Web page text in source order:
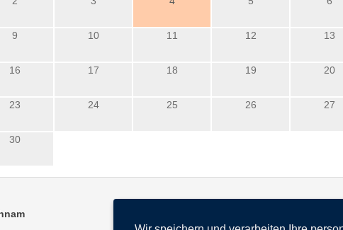
9 10 11 12 13
16 17 18 19 20
23 24 25 26 27
30